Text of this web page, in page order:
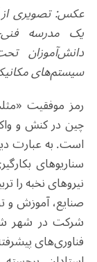
عکس: تصویری از
یک مدرسه
دانش‌آموزان
سیستم‌های
رمز موفقیت
چین در کنش و
است. به عبارت
سناریوهای
نیروهای نخبه را
صنایع، آموزش و
شرکت در شهر
فناوری‌های